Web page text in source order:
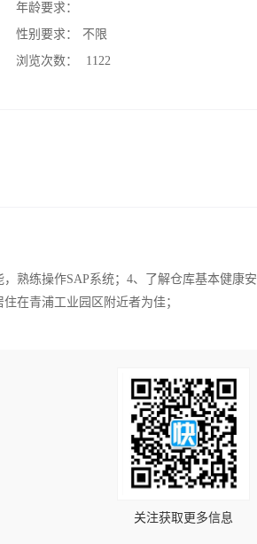
年龄要求：
性别要求：
不限
浏览次数：
1122
熟练操作SAP系统；4、了解仓库基本健康安
在青浦工业园区附近者为佳；
关注获取更多信息